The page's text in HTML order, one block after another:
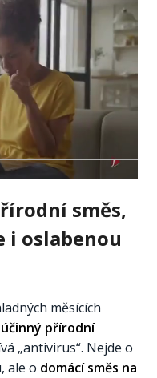
směs,
i oslabenou
měsících
přírodní
„antivirus“. Nejde o
ale o domácí směs na